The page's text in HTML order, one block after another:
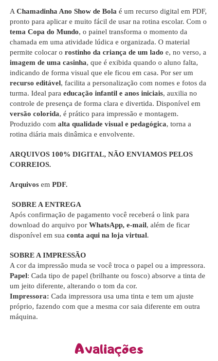
AChamadinha Ano Show de Bola é um recurso digital em PDF,
pronto para aplicar e muito fácil de usar na rotina escolar. Com o
tema Copa do Mundo, o painel transforma o momento da
chamada em uma atividade lúdica e organizada. O material
permite colocar o rostinho da criança de um lado e, no verso, a
imagem de uma casinha, que é exibida quando o aluno falta,
indicando de forma visual que ele ficou em casa. Por ser um
recurso editável, facilita a personalização com nomes e fotos da
turma. Ideal para educação infantil e anos iniciais, auxilia no
controle de presença de forma clara e divertida. Disponível em
versão colorida, é prático para impressão e montagem.
Produzido com alta qualidade visual e pedagógica, torna a
rotina diária mais dinâmica e envolvente.
ARQUIVOS 100% DIGITAL, NÃO ENVIAMOS PELOS
CORREIOS.
Arquivos em PDF.
SOBRE A ENTREGA
Após confirmação de pagamento você receberá o link para
download do arquivo por WhatsApp, e-mail, além de ficar
disponível em sua conta aqui na loja virtual.
SOBRE A IMPRESSÃO
A cor da impressão muda se você troca o papel ou a impressora.
Papel: Cada tipo de papel (brilhante ou fosco) absorve a tinta de
um jeito diferente, alterando o tom da cor.
Impressora: Cada impressora usa uma tinta e tem um ajuste
próprio, fazendo com que a mesma cor saia diferente em outra
máquina.
Avaliações